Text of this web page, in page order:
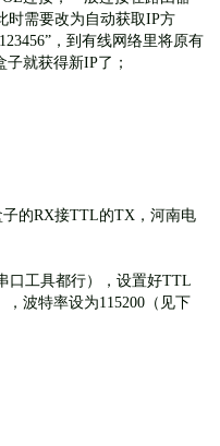
时需要改为自动获取IP方
，到有线网络里将原有
子就获得新IP了；
的RX接TTL的TX， 河南电
口工具都行），设置好TTL
波特率设为115200（见下